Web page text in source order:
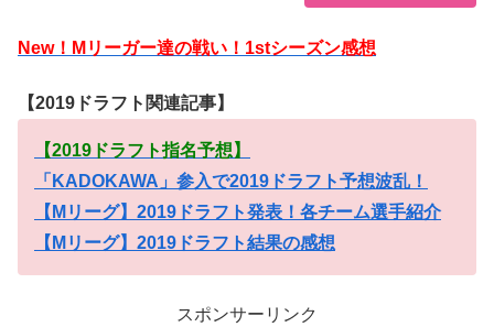
New！Mリーガー達の戦い！1stシーズン感想
【2019ドラフト関連記事】
【2019ドラフト指名予想】
「KADOKAWA」参入で2019ドラフト予想波乱！
【Mリーグ】2019ドラフト発表！各チーム選手紹介
【Mリーグ】2019ドラフト結果の感想
スポンサーリンク